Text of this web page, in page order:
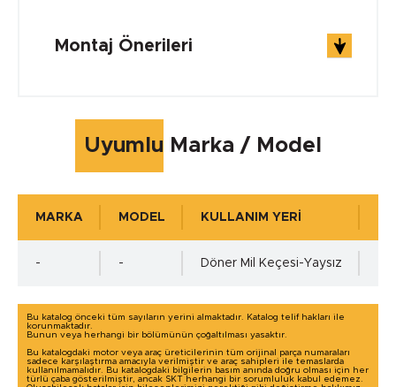
Çalışma Sıcaklığı max.
Çalışma Basıncı
Mil Toleransı - ISO h11 min.
Montaj Önerileri
Uyumlu Marka / Model
MARKA MODEL KULLANIM YERİ
- - Döner Mil Keçesi-Yaysız
Bu katalog önceki tüm sayıların yerini almaktadır. Katalog telif hakları ile
korunmaktadır.
Bunun veya herhangi bir bölümünün çoğaltılması yasaktır.
Bu katalogdaki motor veya araç üreticilerinin tüm orijinal parça numaraları
sadece karşılaştırma amacıyla verilmiştir ve araç sahipleri ile temaslarda
kullanılmamalıdır. Bu katalogdaki bilgilerin basım anında doğru olması için her
türlü çaba gösterilmiştir, ancak SKT herhangi bir sorumluluk kabul edemez.